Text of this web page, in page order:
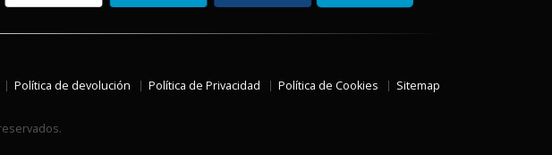
Política de devolución Política de Privacidad Política de Cookies Sitemap